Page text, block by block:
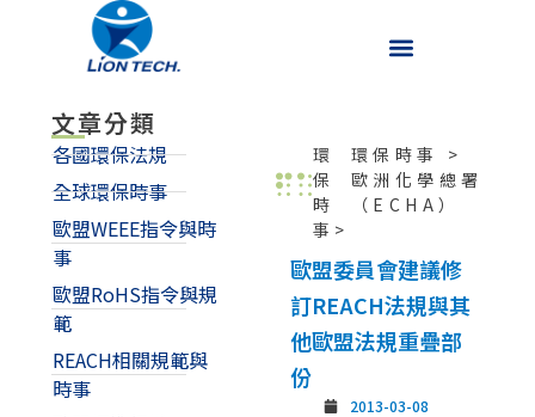
文章分類
各國環保法規
全球環保時事
歐盟WEEE指令與時
事
歐盟RoHS指令與規
範
REACH相關規範與
時事
環
保
時
事>
環保時事
>
歐洲化學總署
（ECHA）
歐盟委員會建議修
訂REACH法規與其
他歐盟法規重疊部
份
2013-03-08